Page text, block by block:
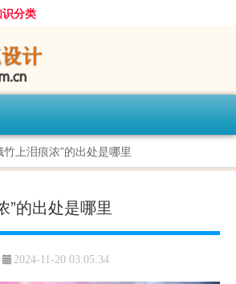
分类
竹上泪痕浓”的出处是哪里
”的出处是哪里
2024-11-20 03:05:34